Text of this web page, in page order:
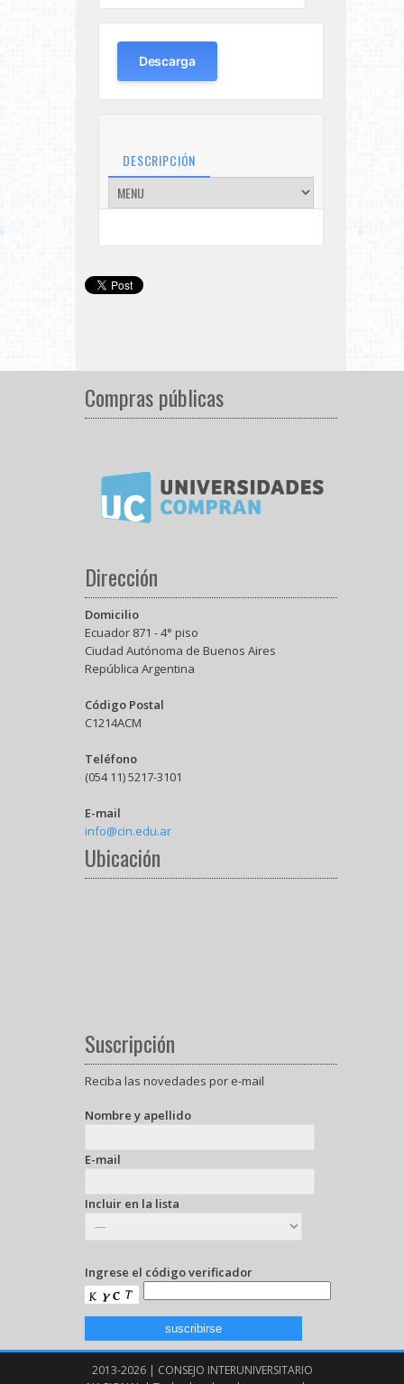
Descarga
DESCRIPCIÓN
Compras públicas
Dirección
Domicilio
Ecuador 871 - 4° piso
Ciudad Autónoma de Buenos Aires
República Argentina
Código Postal
C1214ACM
Teléfono
(054 11) 5217-3101
E-mail
info@cin.edu.ar
Ubicación
Suscripción
Reciba las novedades por e-mail
Nombre y apellido
E-mail
Incluir en la lista
Ingrese el código verificador
2013-2026 | CONSEJO INTERUNIVERSITARIO